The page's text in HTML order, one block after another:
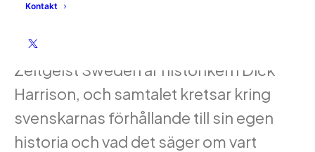
Kontakt
Dick Harrison : Du är din historia
Sammanfattning:
Zeitgeist Sweden är historikern Dick
Harrison, och samtalet kretsar kring
svenskarnas förhållande till sin egen
historia och vad det säger om vart